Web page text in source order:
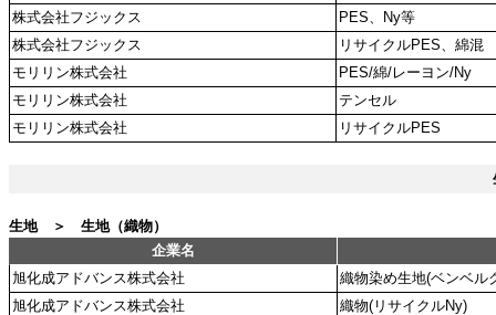
株式会社フジックス
PES、Ny等
株式会社フジックス
リサイクルPES、綿混
モリリン株式会社
PES/綿/レーヨン/Ny
モリリン株式会社
テンセル
モリリン株式会社
リサイクルPES
生地 ＞ 生地（織物）
企業名
旭化成アドバンス株式会社
織物染め生地(ベンベル
旭化成アドバンス株式会社
織物(リサイクルNy)